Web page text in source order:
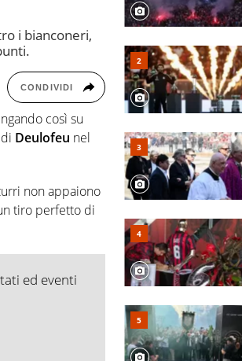
i bianconeri,
CONDIVIDI
così su
Deulofeu nel
non appaiono
tiro perfetto di
ed eventi